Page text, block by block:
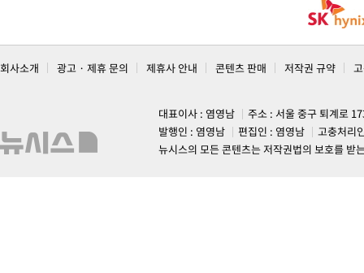
회사소개 광고 · 제휴 문의 제휴사 안내 콘텐츠 판매 저작권 규약
대표이사 : 염영남
주소 : 서울 중구 퇴계로
발행인 : 염영남
편집인 : 염영남
고충처리
뉴시스의 모든 콘텐츠는 저작권법의 보호를